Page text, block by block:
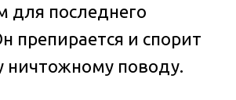
для последнего
препирается и спорит
ничтожному поводу.